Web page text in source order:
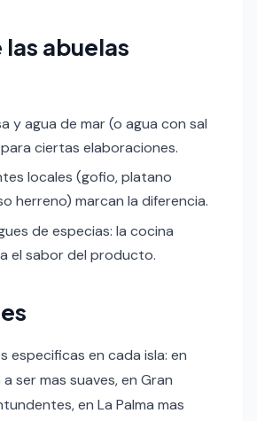
las abuelas
y agua de mar (o agua con sal
ciertas elaboraciones.
locales (gofio, platano
herreno) marcan la diferencia.
de especias: la cocina
el sabor del producto.
especificas en cada isla: en
ser mas suaves, en Gran
en La Palma mas